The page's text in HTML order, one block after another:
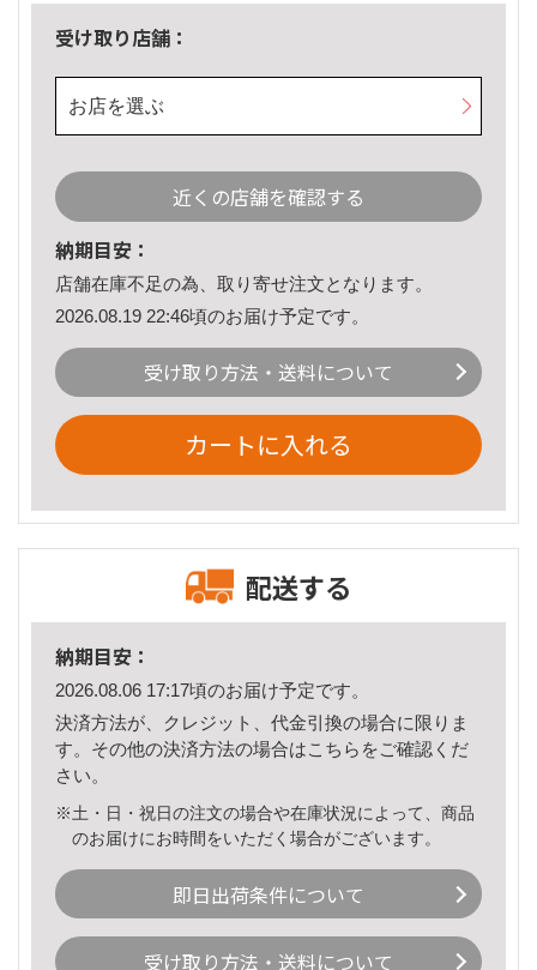
受け取り店舗：
お店を選ぶ
近くの店舗を確認する
納期目安：
店舗在庫不足の為、取り寄せ注文となります。
2026.08.19 22:46頃のお届け予定です。
受け取り方法・送料について
カートに入れる
配送する
納期目安：
2026.08.06 17:17頃のお届け予定です。
決済方法が、クレジット、代金引換の場合に限りま
す。その他の決済方法の場合はこちら をご確認くだ
さい。
※土・日・祝日の注文の場合や在庫状況によって、商品
のお届けにお時間をいただく場合がございます。
即日出荷条件について
受け取り方法・送料について